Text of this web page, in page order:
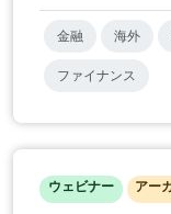
金融 海外
ファイナンス
ウェビナー アー